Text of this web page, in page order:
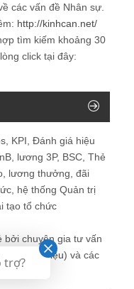
các vấn đề Nhân sự
http://kinhcan.net/
tìm kiếm khoảng 30
click tại đây:
KPI, Đánh giá hiệu
lương 3P, BSC, Thẻ
lương thưởng, đãi
hệ thống Quản trị
tạo tổ chức
bởi chuyên gia tư vấn
(
giới thiệu) và các
sự.
trợ?